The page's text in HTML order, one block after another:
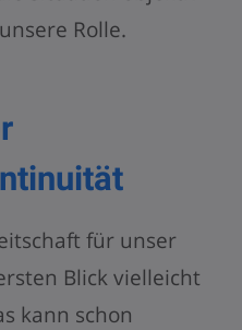
Rolle.
für unser
Blick vielleicht
kann schon